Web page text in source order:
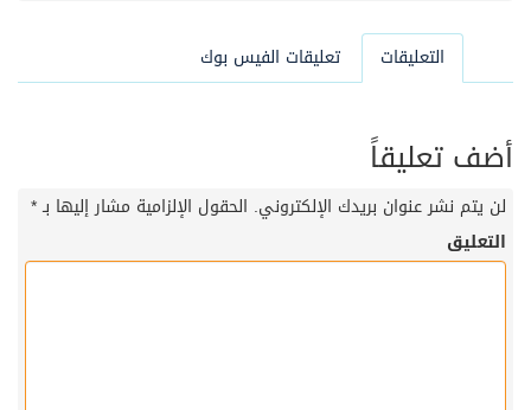
التعليقات تعليقات الفيس بوك
أضف تعليقاً
لن يتم نشر عنوان بريدك الإلكتروني. الحقول الإلزامية مشار إليها بـ*
التعليق